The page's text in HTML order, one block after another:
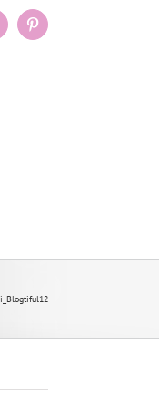
Pinterest